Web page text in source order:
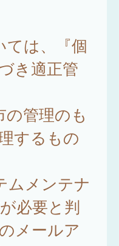
は、『個
き適正管
管理のも
するもの
メンテナ
必要と判
メールア